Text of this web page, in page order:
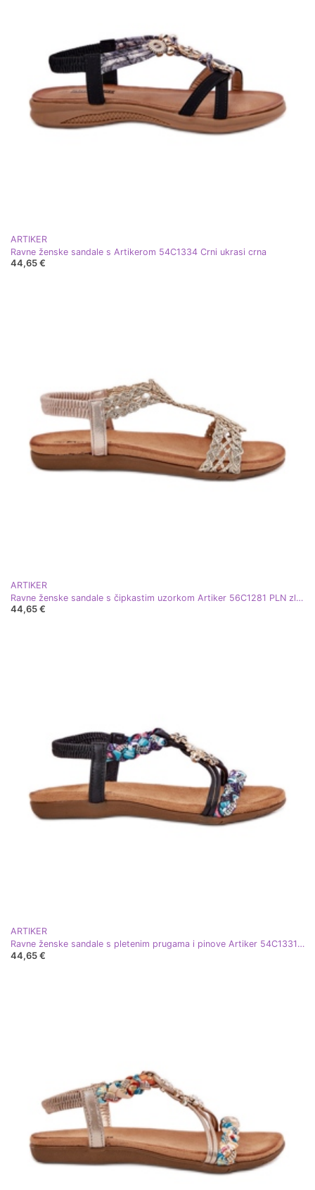
ARTIKER
Ravne ženske sandale s Artikerom 54C1334 Crni ukrasi crna
44,65 €
ARTIKER
Ravne ženske sandale s čipkastim uzorkom Artiker 56C1281 PLN zlatni
44,65 €
ARTIKER
Ravne ženske sandale s pletenim prugama i pinove Artiker 54C1331 Black crna
44,65 €